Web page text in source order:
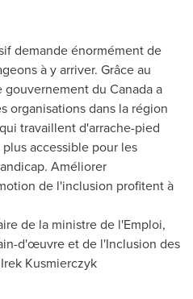
demande énormément de
à y arriver. Grâce au
gouvernement du Canadaa
organisations dans la région
qui travaillent d'arrache-pied
accessible pour les
Améliorer
de l'inclusion profitent à
de la ministre de l'Emploi,
d'œuvre et de l'Inclusion des
Kusmierczyk